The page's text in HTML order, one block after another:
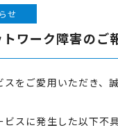
せ
トワーク障害のご
をご愛用いただき、
ビスに発生した以下不